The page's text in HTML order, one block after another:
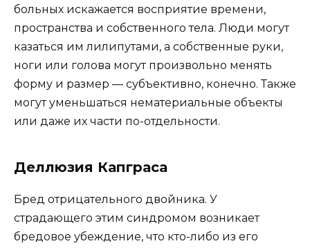
больных искажается восприятие времени,
пространства и собственного тела. Люди могут
казаться им лилипутами, а собственные руки,
ноги или голова могут произвольно менять
форму и размер — субъективно, конечно. Также
могут уменьшаться нематериальные объекты
или даже их части по-отдельности.
Деллюзия Капграса
Бред отрицательного двойника. У
страдающего этим синдромом возникает
бредовое убеждение, что кто-либо из его